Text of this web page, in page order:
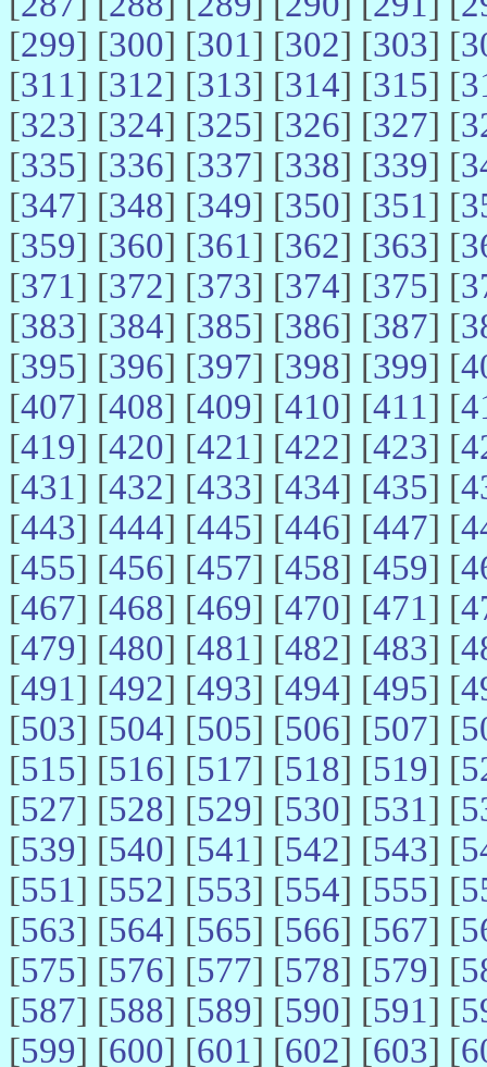
[299] [300] [301] [302] [303] [
[311] [312] [313] [314] [315] [
[323] [324] [325] [326] [327] [
[335] [336] [337] [338] [339] [
[347] [348] [349] [350] [351] [
[359] [360] [361] [362] [363] [
[371] [372] [373] [374] [375] [
[383] [384] [385] [386] [387] [
[395] [396] [397] [398] [399] [
[407] [408] [409] [410] [411] [
[419] [420] [421] [422] [423] [
[431] [432] [433] [434] [435] [
[443] [444] [445] [446] [447] [
[455] [456] [457] [458] [459] [
[467] [468] [469] [470] [471] [
[479] [480] [481] [482] [483] [
[491] [492] [493] [494] [495] [
[503] [504] [505] [506] [507] [
[515] [516] [517] [518] [519] [
[527] [528] [529] [530] [531] [
[539] [540] [541] [542] [543] [
[551] [552] [553] [554] [555] [
[563] [564] [565] [566] [567] [
[575] [576] [577] [578] [579] [
[587] [588] [589] [590] [591] [
[599] [600] [601] [602] [603] [